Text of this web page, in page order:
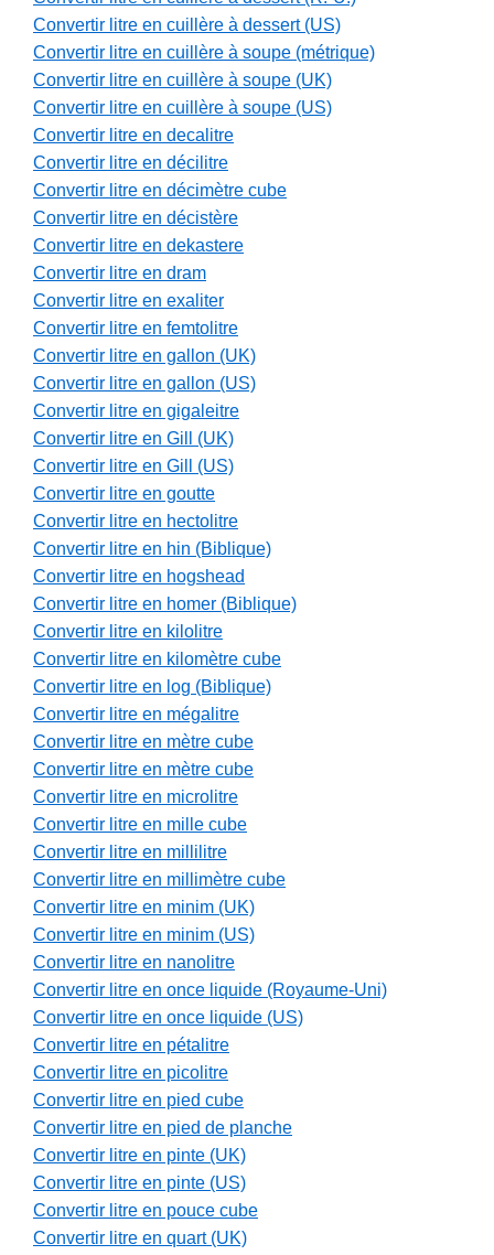
Convertir litre en cuillère à dessert (US)
Convertir litre en cuillère à soupe (métrique)
Convertir litre en cuillère à soupe (UK)
Convertir litre en cuillère à soupe (US)
Convertir litre en decalitre
Convertir litre en décilitre
Convertir litre en décimètre cube
Convertir litre en décistère
Convertir litre en dekastere
Convertir litre en dram
Convertir litre en exaliter
Convertir litre en femtolitre
Convertir litre en gallon (UK)
Convertir litre en gallon (US)
Convertir litre en gigaleitre
Convertir litre en Gill (UK)
Convertir litre en Gill (US)
Convertir litre en goutte
Convertir litre en hectolitre
Convertir litre en hin (Biblique)
Convertir litre en hogshead
Convertir litre en homer (Biblique)
Convertir litre en kilolitre
Convertir litre en kilomètre cube
Convertir litre en log (Biblique)
Convertir litre en mégalitre
Convertir litre en mètre cube
Convertir litre en mètre cube
Convertir litre en microlitre
Convertir litre en mille cube
Convertir litre en millilitre
Convertir litre en millimètre cube
Convertir litre en minim (UK)
Convertir litre en minim (US)
Convertir litre en nanolitre
Convertir litre en once liquide (Royaume-Uni)
Convertir litre en once liquide (US)
Convertir litre en pétalitre
Convertir litre en picolitre
Convertir litre en pied cube
Convertir litre en pied de planche
Convertir litre en pinte (UK)
Convertir litre en pinte (US)
Convertir litre en pouce cube
Convertir litre en quart (UK)